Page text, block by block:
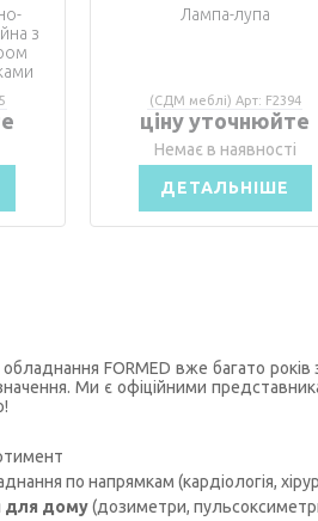
з
Лампа-лупа
(СДМ меблі) Арт: F2394
ціну уточнюйте
Немає в наявності
ДЕТАЛЬНІШЕ
FORMED вже багато років
Ми є офіційними
по напрямкам (кардіологія,
для дому(дозиметри,